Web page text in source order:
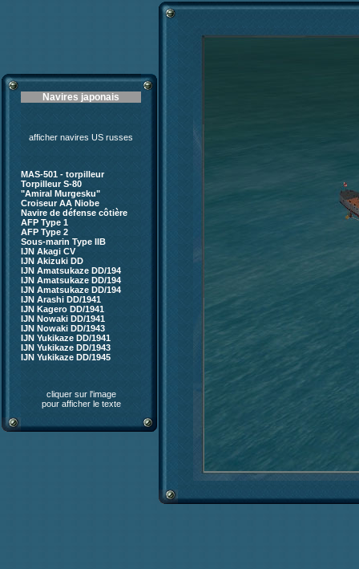
Navires japonais
afficher navires US russes
MAS-501 - torpilleur
Torpilleur S-80
"Amiral Murgesku"
Croiseur AA Niobe
Navire de défense côtière
AFP Type 1
AFP Type 2
Sous-marin Type IIB
IJN Akagi CV
IJN Akizuki DD
IJN Amatsukaze DD/194
IJN Amatsukaze DD/194
IJN Amatsukaze DD/194
IJN Arashi DD/1941
IJN Kagero DD/1941
IJN Nowaki DD/1941
IJN Nowaki DD/1943
IJN Yukikaze DD/1941
IJN Yukikaze DD/1943
IJN Yukikaze DD/1945
cliquer sur l'image
pour afficher le texte